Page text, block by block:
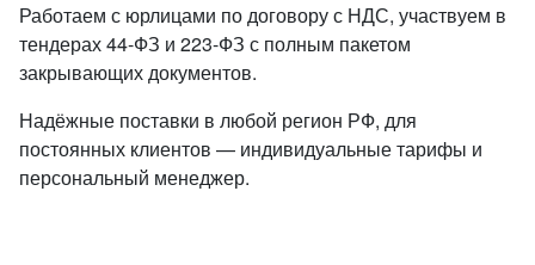
Работаем с юрлицами по договору с НДС, участвуем в
тендерах 44-ФЗ и 223-ФЗ с полным пакетом
закрывающих документов.
Надёжные поставки в любой регион РФ, для
постоянных клиентов — индивидуальные тарифы и
персональный менеджер.